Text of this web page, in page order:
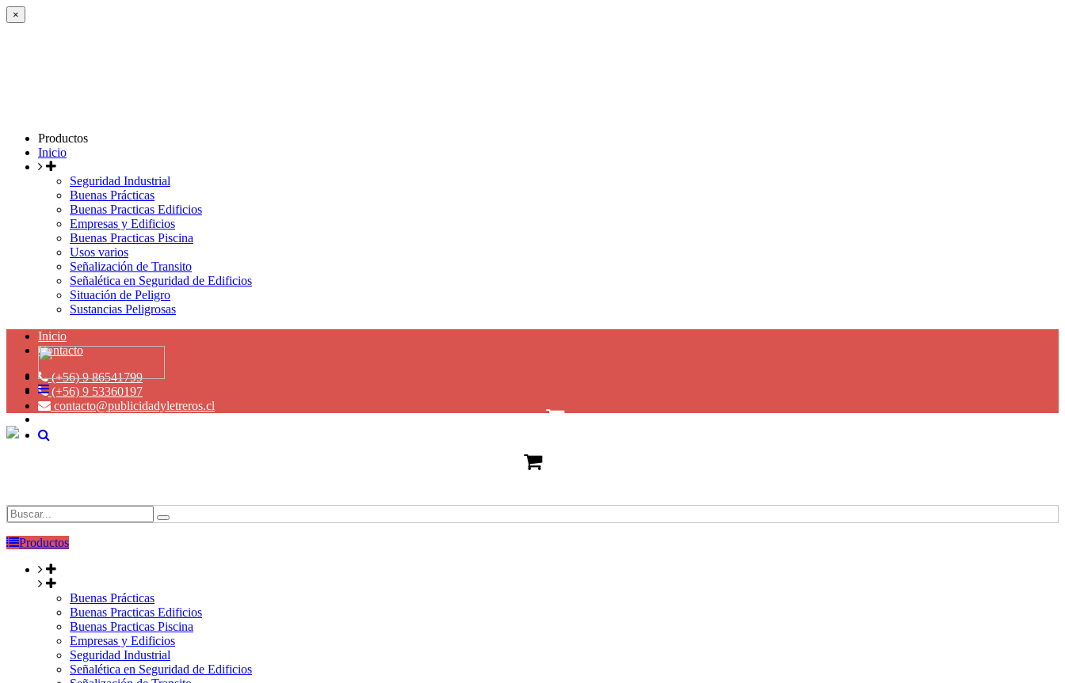
×
Productos
Inicio
Seguridad Industrial
Buenas Prácticas
Buenas Practicas Edificios
Empresas y Edificios
Buenas Practicas Piscina
Usos varios
Señalización de Transito
Señalética en Seguridad de Edificios
Situación de Peligro
Sustancias Peligrosas
Inicio
Contacto
(+56) 9 86541799
(+56) 9 53360197
contacto@publicidadyletreros.cl
Productos
Buenas Prácticas
Buenas Practicas Edificios
Buenas Practicas Piscina
Empresas y Edificios
Seguridad Industrial
Señalética en Seguridad de Edificios